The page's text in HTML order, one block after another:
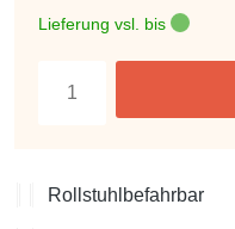
Lieferung vsl. bis
Rollstuhlbefahrbar